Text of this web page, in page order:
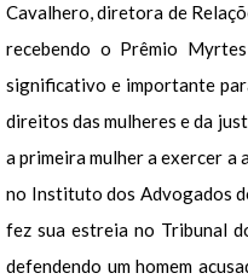
Cavalhero, diretora de
recebendo o Prêmio
significativo e importante
direitos das mulheres e da
a primeira mulher a exercer a
no Instituto dos Advogados
fez sua estreia no Tribunal
defendendo um homem